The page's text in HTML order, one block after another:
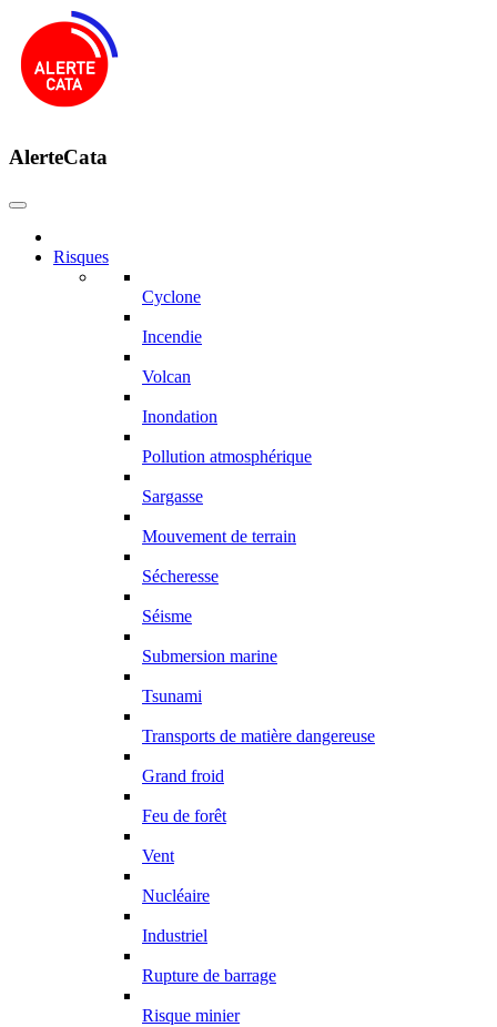
AlerteCata
Risques
Cyclone
Incendie
Volcan
Inondation
Pollution atmosphérique
Sargasse
Mouvement de terrain
Sécheresse
Séisme
Submersion marine
Tsunami
Transports de matière dangereuse
Grand froid
Feu de forêt
Vent
Nucléaire
Industriel
Rupture de barrage
Risque minier